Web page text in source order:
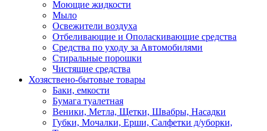
Моющие жидкости
Мыло
Освежители воздуха
Отбеливающие и Ополаскивающие средства
Средства по уходу за Автомобилями
Стиральные порошки
Чистящие средства
Хозяствено-бытовые товары
Баки, емкости
Бумага туалетная
Веники, Метла, Щетки, Швабры, Насадки
Губки, Мочалки, Ерши, Салфетки д/уборки,